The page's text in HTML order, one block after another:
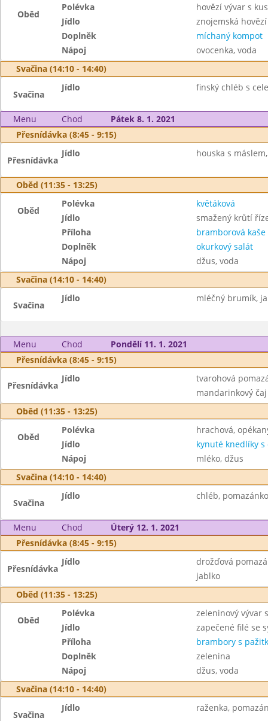
Oběd
Polévka
hovězí vývar s
Jídlo
znojemská
Doplněk
míchaný kompot
Nápoj
ovocenka, voda
Svačina (14:10 - 14:40)
Svačina
Jídlo finský chléb s
Menu Chod
Pátek 8. 1. 2021
Přesnídávka (8:45 - 9:15)
Přesnídávka
Jídlo houska s
Oběd (11:35 - 13:25)
Oběd
Polévka
květáková
Jídlo
smažený krůtí
Příloha
bramborová kaše
Doplněk
okurkový salát
Nápoj
džus, voda
Svačina (14:10 - 14:40)
Svačina
Jídlo mléčný brumík,
Menu Chod
Pondělí 11. 1. 2021
Přesnídávka (8:45 - 9:15)
Přesnídávka
Jídlo
tvarohová
mandarinkový čaj
Oběd (11:35 - 13:25)
Oběd
Polévka
hrachová,
Jídlo
kynuté knedlíky
Nápoj
mléko, džus
Svačina (14:10 - 14:40)
Svačina
Jídlo chléb,
Menu Chod
Úterý 12. 1. 2021
Přesnídávka (8:45 - 9:15)
Přesnídávka
Jídlo
drožďová
jablko
Oběd (11:35 - 13:25)
Oběd
Polévka
zeleninový vývar
Jídlo
zapečené filé se
Příloha
brambory s
Doplněk
zelenina
Nápoj
džus, voda
Svačina (14:10 - 14:40)
Svačina
Jídlo raženka,